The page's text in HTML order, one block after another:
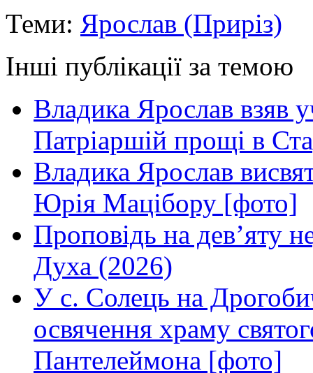
Теми: Ярослав (Приріз)
Інші публікації за темою
Владика Ярослав взяв
Патріаршій прощі в
Владика Ярослав
Юрія Мацібору [фото]
Проповідь на дев’яту
Духа (2026)
У с. Солець на
освячення храму
Пантелеймона [фото]